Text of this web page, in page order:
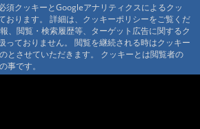
須クッキーとGoogleアナリティクスによるクッ
おります。 詳細は、クッキーポリシーをご覧くだ
、閲覧・検索履歴等、ターゲット広告に関するク
っておりません。 閲覧を継続される時はクッキー
とさせていただきます。 クッキーとは閲覧者の
事です。